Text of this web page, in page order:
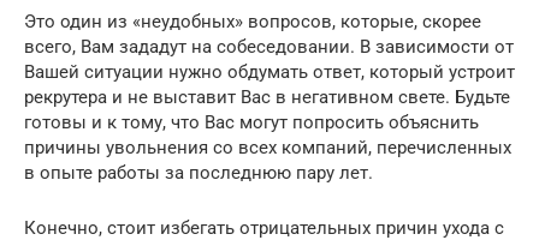
Это один из «неудобных» вопросов, которые, скорее
всего, Вам зададут на собеседовании. В зависимости от
Вашей ситуации нужно обдумать ответ, который устроит
рекрутера и не выставит Вас в негативном свете. Будьте
готовы и к тому, что Вас могут попросить объяснить
причины увольнения со всех компаний, перечисленных
в опыте работы за последнюю пару лет.
Конечно, стоит избегать отрицательных причин ухода с